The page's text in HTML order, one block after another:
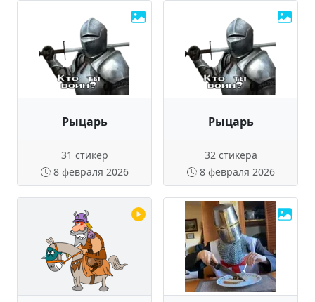
Рыцарь
31 стикер
8 февраля 2026
Рыцарь
32 стикера
8 февраля 2026